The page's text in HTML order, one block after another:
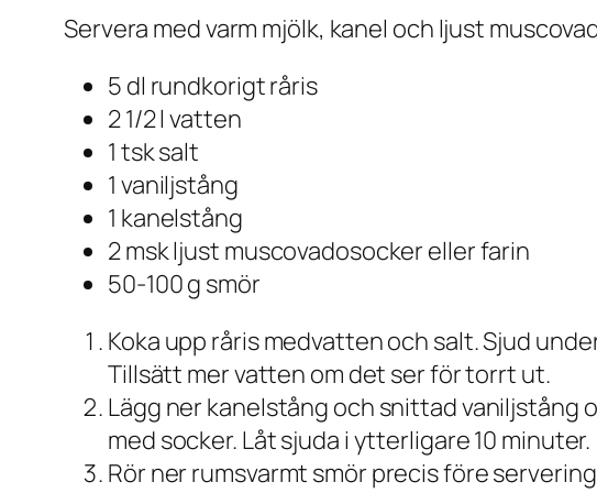
Servera med varm mjölk, kanel och ljust
5 dl rundkorigt råris
2 1/2 l vatten
1 tsk salt
1 vaniljstång
1 kanelstång
2 msk ljust muscovadosocker eller farin
50-100 g smör
Koka upp råris medvatten och salt. Sjud
Tillsätt mer vatten om det ser för torrt ut.
Lägg ner kanelstång och snittad vaniljstång
med socker. Låt sjuda i ytterligare 10 minuter.
Rör ner rumsvarmt smör precis före